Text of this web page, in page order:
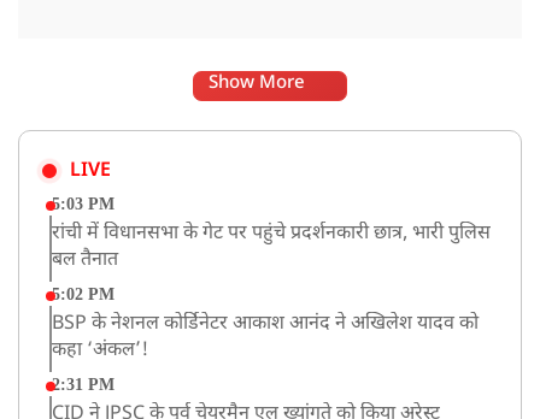
Show More
LIVE
5:03 PM
रांची में विधानसभा के गेट पर पहुंचे प्रदर्शनकारी छात्र, भारी पुलिस
बल तैनात
5:02 PM
BSP के नेशनल कोर्डिनेटर आकाश आनंद ने अखिलेश यादव को
कहा ‘अंकल’!
2:31 PM